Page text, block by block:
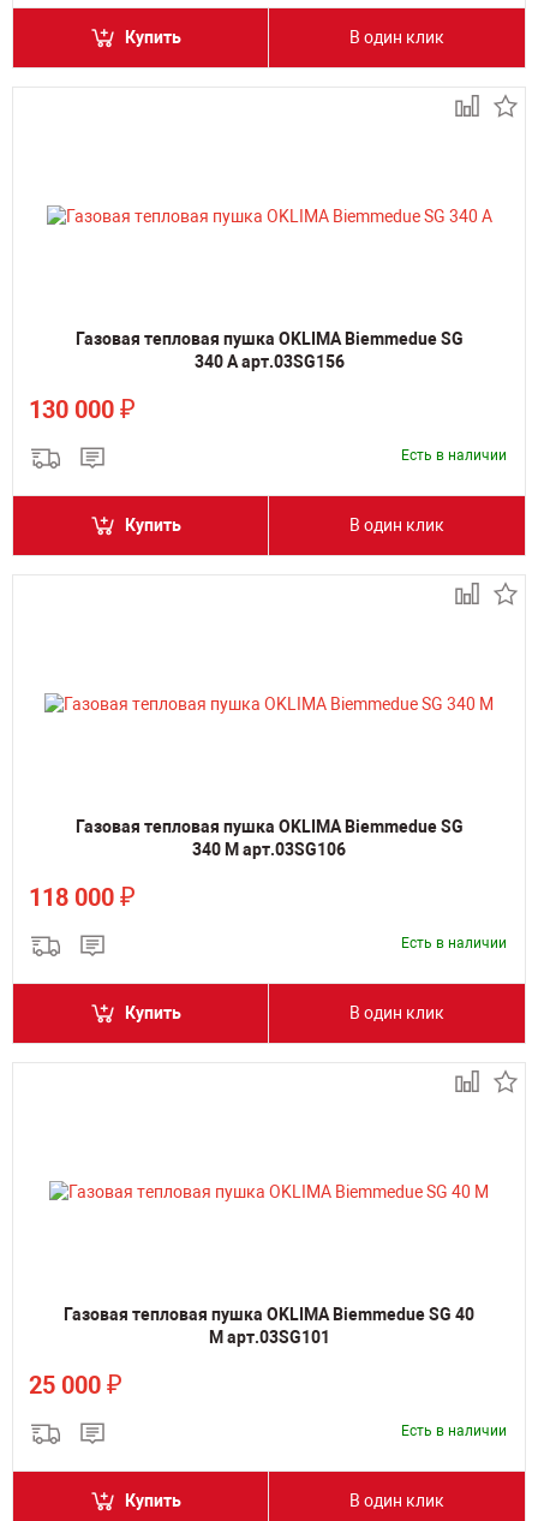
Купить В один клик
Газовая тепловая пушка OKLIMA Biemmedue SG
340 A арт.03SG156
130 000 ₽
Есть в наличии
Купить В один клик
Газовая тепловая пушка OKLIMA Biemmedue SG
340 M арт.03SG106
118 000 ₽
Есть в наличии
Купить В один клик
Газовая тепловая пушка OKLIMA Biemmedue SG 40
M арт.03SG101
25 000 ₽
Есть в наличии
Купить В один клик